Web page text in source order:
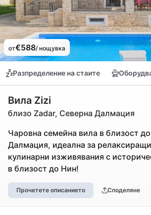
от€588/ нощувка
Разпределение на стаите
Вила Zizi
близо Zadar, Северна Далмация
Чаровна семейна вила в близост
Далмация, идеална за
кулинарни изживявания с
в близост до Нин!
Прочетете описанието Споделяне